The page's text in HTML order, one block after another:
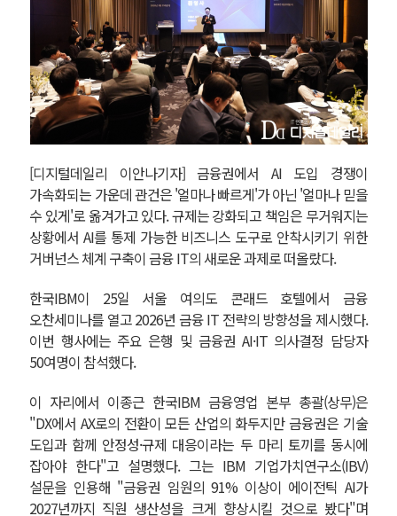
[디지털데일리 이안나기자] 금융권에서 AI 도입 경쟁이
가속화되는 가운데 관건은 '얼마나 빠르게'가 아닌 '얼마나 믿을
수 있게'로 옮겨가고 있다. 규제는 강화되고 책임은 무거워지는
상황에서 AI를 통제 가능한 비즈니스 도구로 안착시키기 위한
거버넌스 체계 구축이 금융 IT의 새로운 과제로 떠올랐다.
한국IBM이 25일 서울 여의도 콘래드 호텔에서 금융
오찬세미나를 열고 2026년 금융 IT 전략의 방향성을 제시했다.
이번 행사에는 주요 은행 및 금융권 AI·IT 의사결정 담당자
50여명이 참석했다.
이 자리에서 이종근 한국IBM 금융영업 본부 총괄(상무)은
"DX에서 AX로의 전환이 모든 산업의 화두지만 금융권은 기술
도입과 함께 안정성·규제 대응이라는 두 마리 토끼를 동시에
잡아야 한다"고 설명했다. 그는 IBM 기업가치연구소(IBV)
설문을 인용해 "금융권 임원의 91% 이상이 에이전틱 AI가
2027년까지 직원 생산성을 크게 향상시킬 것으로 봤다"며